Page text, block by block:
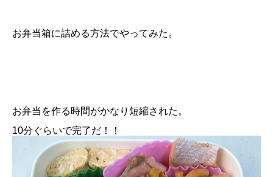
お弁当箱に詰める方法でやってみた。
お弁当を作る時間がかなり短縮された。
10分ぐらいで完了だ！！